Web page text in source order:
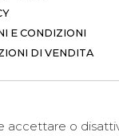
E CONDIZIONI
DI VENDITA
accettare o